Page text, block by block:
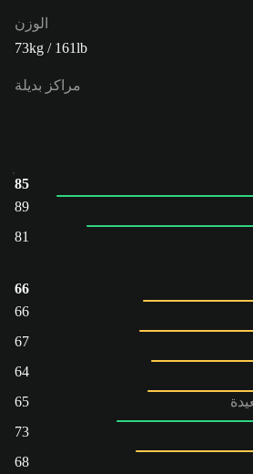
الوزن
73kg / 161lb
مراكز بديلة
85
89
81
66
66
67
64
65
73
68